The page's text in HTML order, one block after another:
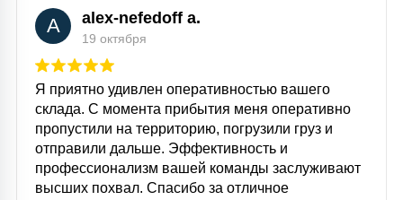
A alex-nefedoff a.
19 октября
Я приятно удивлен оперативностью вашего
склада. С момента прибытия меня оперативно
пропустили на территорию, погрузили груз и
отправили дальше. Эффективность и
профессионализм вашей команды заслуживают
высших похвал. Спасибо за отличное